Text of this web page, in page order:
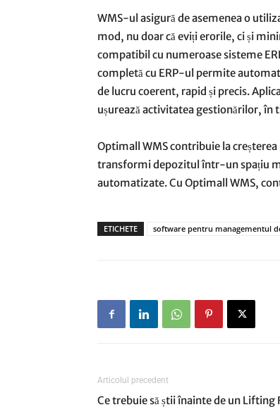
WMS-ul asigură de asemenea o
mod, nu doar că eviți erorile, ci și
compatibil cu numeroase sisteme
completă cu ERP-ul permite
de lucru coerent, rapid și precis.
ușurează activitatea gestionărilor, în
Optimall WMS contribuie la
transformi depozitul într-un spațiu
automatizate. Cu Optimall WMS,
ETICHETE software pentru managementul
Articolul precedent
Ce trebuie să știi înainte de un Lifting